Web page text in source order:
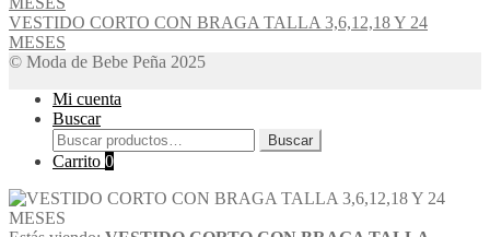
VESTIDO CORTO CON BRAGA TALLA 3,6,12,18 Y 24
MESES
© Moda de Bebe Peña 2025
Mi cuenta
Buscar
Buscar
por:
Buscar
Carrito 0